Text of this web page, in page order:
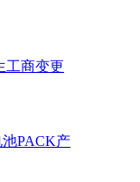
工商变更
PACK产